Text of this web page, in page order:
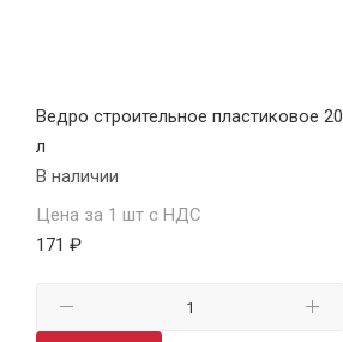
Ведро строительное пластиковое 20
л
В наличии
Цена за 1 шт с НДС
171 ₽